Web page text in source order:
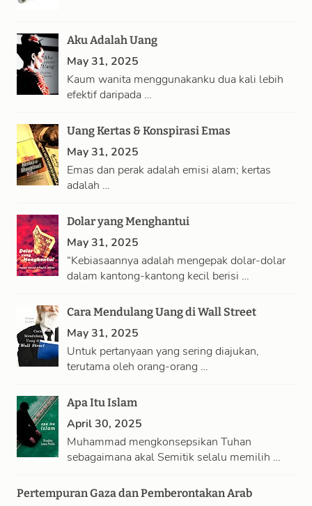
Aku Adalah Uang
May 31, 2025
Kaum wanita menggunakanku dua kali lebih
efektif daripada …
Uang Kertas & Konspirasi Emas
May 31, 2025
Emas dan perak adalah emisi alam; kertas
adalah …
Dolar yang Menghantui
May 31, 2025
“Kebiasaannya adalah mengepak dolar-dolar
dalam kantong-kantong kecil berisi …
Cara Mendulang Uang di Wall Street
May 31, 2025
Untuk pertanyaan yang sering diajukan,
terutama oleh orang-orang …
Apa Itu Islam
April 30, 2025
Muhammad mengkonsepsikan Tuhan
sebagaimana akal Semitik selalu memilih …
Pertempuran Gaza dan Pemberontakan Arab